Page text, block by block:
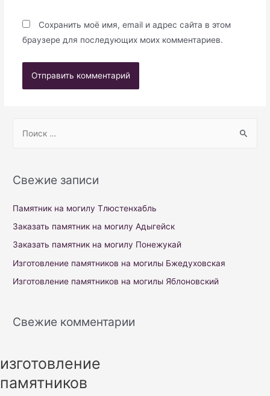
Сохранить моё имя, email и адрес сайта в этом
браузере для последующих моих комментариев.
r
h
f
o
Свежие записи
Памятник на могилу Тлюстенхабль
Заказать памятник на могилу Адыгейск
Заказать памятник на могилу Понежукай
Изготовление памятников на могилы Бжедуховская
Изготовление памятников на могилы Яблоновский
Свежие комментарии
изготовление
памятников